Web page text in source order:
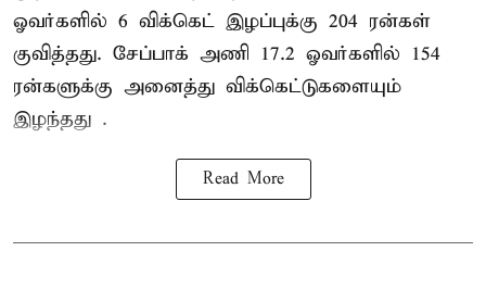
ஓவர்களில் 6 விக்கெட் இழப்புக்கு 204 ரன்கள்
குவித்தது. சேப்பாக் அணி 17.2 ஓவர்களில் 154
ரன்களுக்கு அனைத்து விக்கெட்டுகளையும்
இழந்தது .
Read More